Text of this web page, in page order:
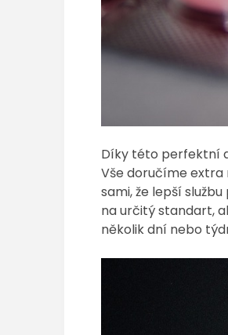
Díky této perfektní
Vše doručíme extra
sami, že lepší
na určitý standart,
několik dní nebo